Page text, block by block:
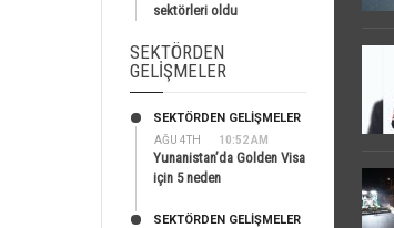
sektörleri oldu
SEKTÖRDEN
GELIŞMELER
AĞU 4TH 10:52 AM
SEKTÖRDEN GELIŞMELER
Yunanistan’da Golden Visa
için 5 neden
SEKTÖRDEN GELIŞMELER